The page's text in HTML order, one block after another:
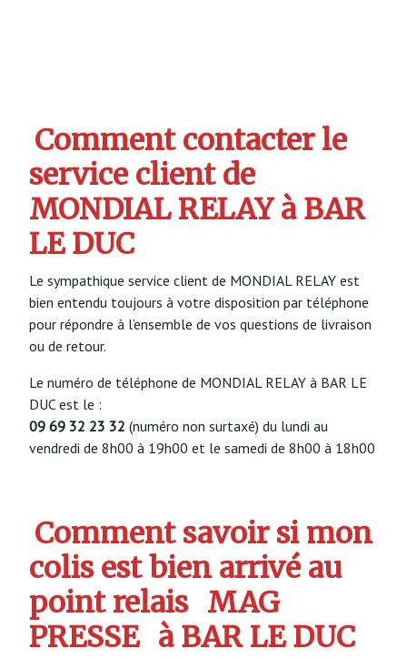
Comment contacter le
service client de
MONDIAL RELAY à BAR
LE DUC
Le sympathique service client de MONDIAL RELAY est
bien entendu toujours à votre disposition par téléphone
pour répondre à l’ensemble de vos questions de livraison
ou de retour.
Le numéro de téléphone de MONDIAL RELAY à BAR LE
DUC est le :
09 69 32 23 32 (numéro non surtaxé) du lundi au
vendredi de 8h00 à 19h00 et le samedi de 8h00 à 18h00
Comment savoir si mon
colis est bien arrivé au
point relais MAG
PRESSE à BAR LE DUC